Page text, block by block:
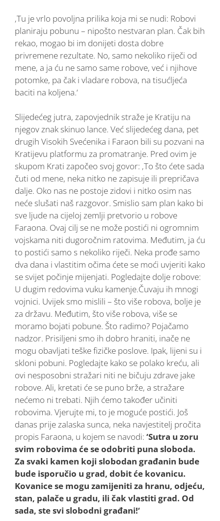
‚Tu je vrlo povoljna prilika koja mi se nudi: Robovi
planiraju pobunu – nipošto nestvaran plan. Čak bih
rekao, mogao bi im donijeti dosta dobre
privremene rezultate. No, samo nekoliko riječi od
mene, a ja ću ne samo same robove, već i njihove
potomke, pa čak i vladare robova, na tisućljeća
baciti na koljena.‘
Slijedećeg jutra, zapovjednik straže je Kratiju na
njegov znak skinuo lance. Već slijedećeg dana, pet
drugih Visokih Svećenika i Faraon bili su pozvani na
Kratijevu platformu za promatranje. Pred ovim je
skupom Krati započeo svoj govor: ‚To što ćete sada
čuti od mene, neka nitko ne zapisuje ili prepričava
dalje. Oko nas ne postoje zidovi i nitko osim nas
neće slušati naš razgovor. Smislio sam plan kako bi
sve ljude na cijeloj zemlji pretvorio u robove
Faraona. Ovaj cilj se ne može postići ni ogromnim
vojskama niti dugoročnim ratovima. Međutim, ja ću
to postići samo s nekoliko riječi. Neka prođe samo
dva dana i vlastitim očima ćete se moći uvjeriti kako
se svijet počinje mijenjati. Pogledajte dolje robove:
U dugim redovima vuku kamenje.Čuvaju ih mnogi
vojnici. Uvijek smo mislili – što više robova, bolje je
za državu. Međutim, što više robova, više se
moramo bojati pobune. Što radimo? Pojačamo
nadzor. Prisiljeni smo ih dobro hraniti, inače ne
mogu obavljati teške fizičke poslove. Ipak, lijeni su i
skloni pobuni. Pogledajte kako se polako kreću, ali
ovi nesposobni stražari niti ne bičuju zdrave jake
robove. Ali, kretati će se puno brže, a stražare
nećemo ni trebati. Njih ćemo također učiniti
robovima. Vjerujte mi, to je moguće postići. Još
danas prije zalaska sunca, neka navjestitelj pročita
propis Faraona, u kojem se navodi: ‘Sutra u zoru
svim robovima će se odobriti puna sloboda.
Za svaki kamen koji slobodan građanin bude
bude isporučio u grad, dobit će kovanicu.
Kovanice se mogu zamijeniti za hranu, odjeću,
stan, palače u gradu, ili čak vlastiti grad. Od
sada, ste svi slobodni građani!‘